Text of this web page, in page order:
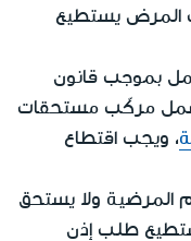
المرض يستطيع
بموجب قانون
مركّب مستحقات
، ويجب اقتطاع
المرضية ولا يستحق
طلب إذن